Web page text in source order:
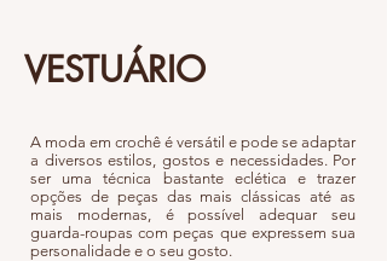
VESTUÁRIO
A moda em crochê é versátil e pode se adaptar
a diversos estilos, gostos e necessidades. Por
ser uma técnica bastante eclética e trazer
opções de peças das mais clássicas até as
mais modernas, é possível adequar seu
guarda-roupas com peças que expressem sua
personalidade e o seu gosto.